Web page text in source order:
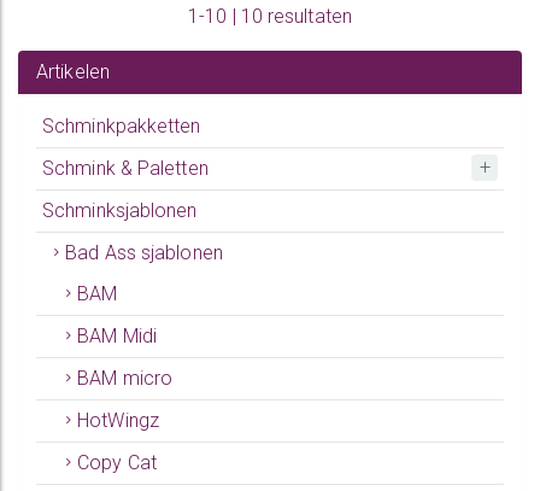
1-10 | 10 resultaten
Artikelen
Schminkpakketten
Schmink & Paletten
Schminksjablonen
Bad Ass sjablonen
BAM
BAM Midi
BAM micro
HotWingz
Copy Cat